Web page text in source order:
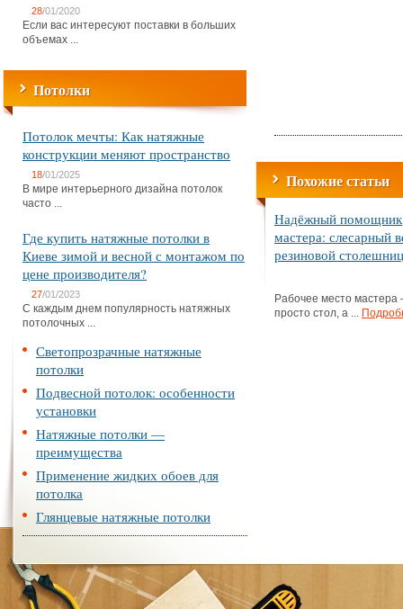
28/01/2020
Если вас интересуют поставки в больших
объемах ...
Потолки
Потолок мечты: Как натяжные
конструкции меняют пространство
18/01/2025
В мире интерьерного дизайна потолок
часто ...
Где купить натяжные потолки в
Киеве зимой и весной с монтажом по
цене производителя?
27/01/2023
С каждым днем популярность натяжных
потолочных ...
Светопрозрачные натяжные
потолки
Подвесной потолок: особенности
установки
Натяжные потолки —
преимущества
Применение жидких обоев для
потолка
Глянцевые натяжные потолки
Похожие статьи
Надёжный помощник
мастера: слесарный
резиновой
Рабочее место мастера
просто стол, а ...